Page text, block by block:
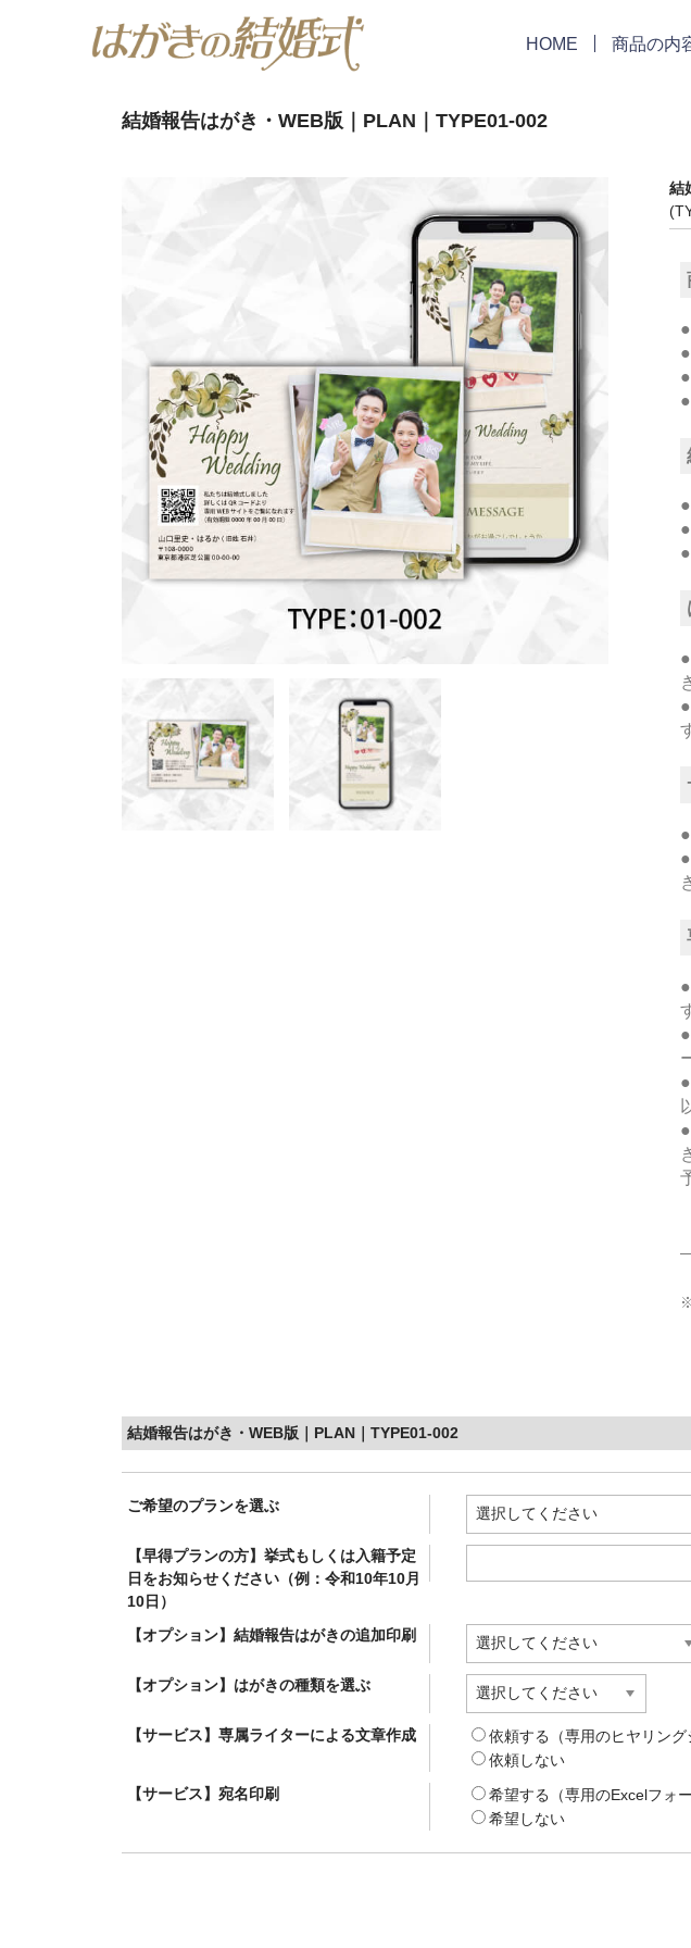
HOME 商品の内
結婚報告はがき・WEB版｜PLAN｜TYPE01-002
結
結婚報告はがき・WEB版｜PLAN｜TYPE01-002
ご希望のプランを選ぶ
【早得プランの方】挙式もしくは入籍予定
日をお知らせください（例：令和10年10月
10日）
【オプション】結婚報告はがきの追加印刷
【オプション】はがきの種類を選ぶ
【サービス】専属ライターによる文章作成
依頼する（専用のヒヤリング
依頼しない
【サービス】宛名印刷
希望する（専用のExcelフォ
希望しない